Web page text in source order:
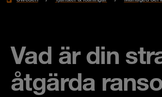
Vad är din
åtgärda